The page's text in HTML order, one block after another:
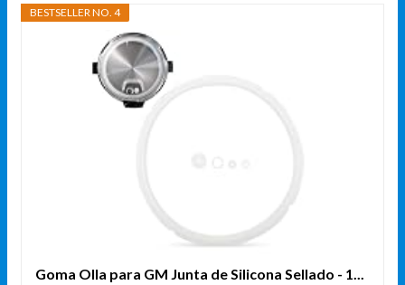
BESTSELLER NO. 4
Goma Olla para GM Junta de Silicona Sellado - 1...